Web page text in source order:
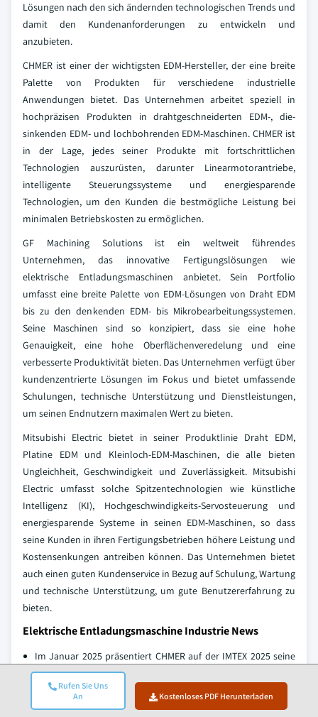
Rufen Sie Uns
An
Kostenloses PDF Herunterladen
Lösungen nach den sich ändernden technologischen Trends und
damit den Kundenanforderungen zu entwickeln und
anzubieten.
CHMER ist einer der wichtigsten EDM-Hersteller, der eine breite
Palette von Produkten für verschiedene industrielle
Anwendungen bietet. Das Unternehmen arbeitet speziell in
hochpräzisen Produkten in drahtgeschneiderten EDM-, die-
sinkenden EDM- und lochbohrenden EDM-Maschinen. CHMER ist
in der Lage, jedes seiner Produkte mit fortschrittlichen
Technologien auszurüsten, darunter Linearmotorantriebe,
intelligente Steuerungssysteme und energiesparende
Technologien, um den Kunden die bestmögliche Leistung bei
minimalen Betriebskosten zu ermöglichen.
GF Machining Solutions ist ein weltweit führendes
Unternehmen, das innovative Fertigungslösungen wie
elektrische Entladungsmaschinen anbietet. Sein Portfolio
umfasst eine breite Palette von EDM-Lösungen von Draht EDM
bis zu den denkenden EDM- bis Mikrobearbeitungssystemen.
Seine Maschinen sind so konzipiert, dass sie eine hohe
Genauigkeit, eine hohe Oberflächenveredelung und eine
verbesserte Produktivität bieten. Das Unternehmen verfügt über
kundenzentrierte Lösungen im Fokus und bietet umfassende
Schulungen, technische Unterstützung und Dienstleistungen,
um seinen Endnutzern maximalen Wert zu bieten.
Mitsubishi Electric bietet in seiner Produktlinie Draht EDM,
Platine EDM und Kleinloch-EDM-Maschinen, die alle bieten
Ungleichheit, Geschwindigkeit und Zuverlässigkeit. Mitsubishi
Electric umfasst solche Spitzentechnologien wie künstliche
Intelligenz (KI), Hochgeschwindigkeits-Servosteuerung und
energiesparende Systeme in seinen EDM-Maschinen, so dass
seine Kunden in ihren Fertigungsbetrieben höhere Leistung und
Kostensenkungen antreiben können. Das Unternehmen bietet
auch einen guten Kundenservice in Bezug auf Schulung, Wartung
und technische Unterstützung, um gute Benutzererfahrung zu
bieten.
Elektrische Entladungsmaschine Industrie News
Im Januar 2025 präsentiert CHMER auf der IMTEX 2025 seine
neueste Innovation in Chmer G43S Drahtschneidemaschine.
Mit 48 Patenten bietet die G43S außergewöhnliche Präzision,
Energieeinsparungen und umweltfreundliche Vorteile, so